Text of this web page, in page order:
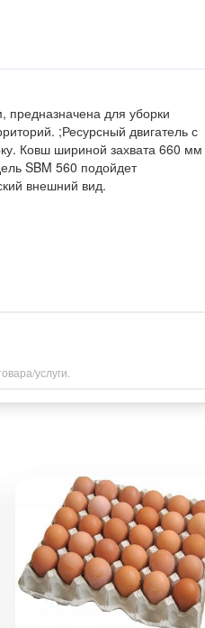
для уборки
;Ресурсный двигатель с
Ковш шириной захвата 660 мм
SBM 560 подойдет
внешний вид.
услуги.